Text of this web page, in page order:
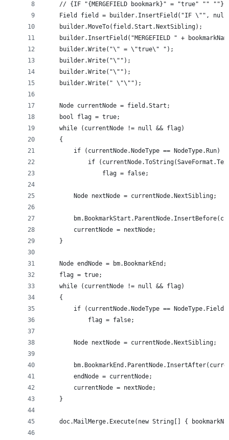
    // {IF "{MERGEFIELD bookmark}" = "true" "" ""}
Field field = builder.InsertField("IF \"",
    builder.MoveTo(field.Start.NextSibling);
builder.InsertField("MERGEFIELD " +
    builder.Write("\" = \"true\" ");
    builder.Write("\"");
    builder.Write("\"");
    builder.Write(" \"\"");
    Node currentNode = field.Start;
    bool flag = true;
    while (currentNode != null && flag)
    {
        if (currentNode.NodeType == NodeType.Run)
if
                flag = false;
        Node nextNode = currentNode.NextSibling;
        currentNode = nextNode;
    }
    Node endNode = bm.BookmarkEnd;
    flag = true;
    while (currentNode != null && flag)
    {
if (currentNode.NodeType ==
            flag = false;
        Node nextNode = currentNode.NextSibling;
        endNode = currentNode;
        currentNode = nextNode;
    }
doc.MailMerge.Execute(new String[] {